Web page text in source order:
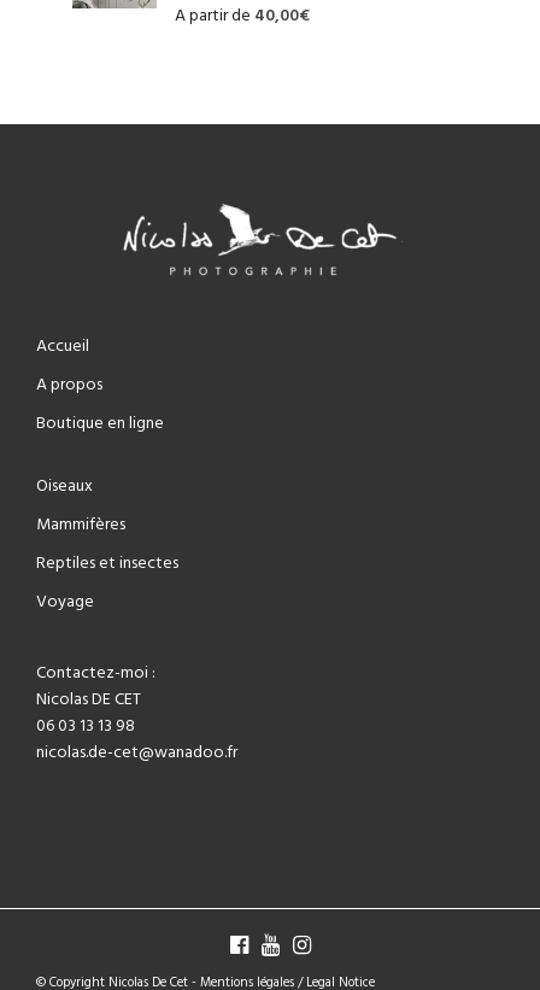
A partir de 40,00€
Accueil
A propos
Boutique en ligne
Oiseaux
Mammifères
Reptiles et insectes
Voyage
Contactez-moi :
Nicolas DE CET
06 03 13 13 98
nicolas.de-cet@wanadoo.fr
© Copyright Nicolas De Cet -Mentions légales / Legal Notice